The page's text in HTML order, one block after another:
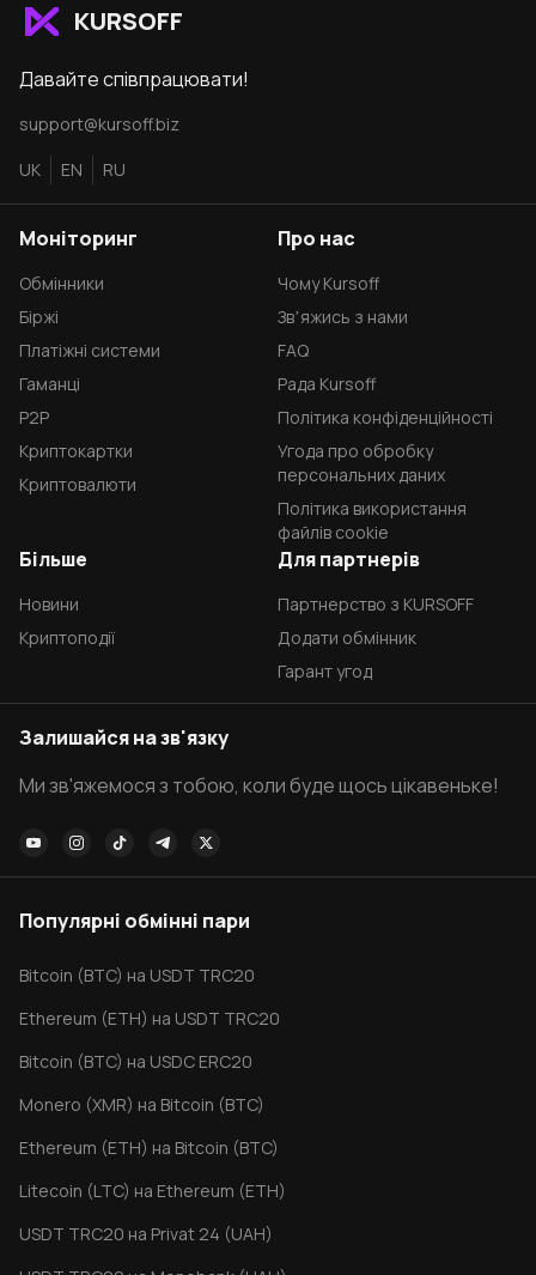
KURSOFF
Давайте співпрацювати!
support@kursoff.biz
UK
EN RU
Моніторинг
Обмінники
Біржі
Платіжні системи
Гаманці
P2P
Криптокартки
Криптовалюти
Про нас
Чому Kursoff
Звʼяжись з нами
FAQ
Рада Kursoff
Політика конфіденційності
Угода про обробку
персональних даних
Політика використання
файлів cookie
Більше
Новини
Криптоподії
Для партнерів
Партнерство з KURSOFF
Додати обмінник
Гарант угод
Залишайся на зв'язку
Ми зв'яжемося з тобою, коли буде щось цікавеньке!
Популярні обмінні пари
Bitcoin (BTC) на USDT TRC20
Ethereum (ETH) на USDT TRC20
Bitcoin (BTC) на USDC ERC20
Monero (XMR) на Bitcoin (BTC)
Ethereum (ETH) на Bitcoin (BTC)
Litecoin (LTC) на Ethereum (ETH)
USDT TRC20 на Privat 24 (UAH)